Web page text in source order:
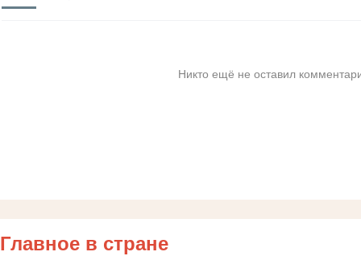
Никто ещё не оставил
Главное в стране